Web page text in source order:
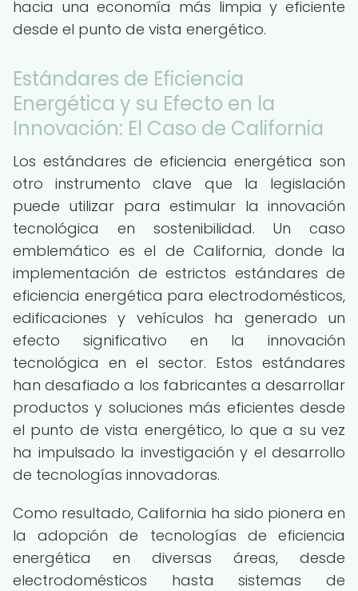
hacia una economía más limpia y eficiente
desde el punto de vista energético.
Estándares de Eficiencia
Energética y su Efecto en la
Innovación: El Caso de California
Los estándares de eficiencia energética son
otro instrumento clave que la legislación
puede utilizar para estimular la innovación
tecnológica en sostenibilidad. Un caso
emblemático es el de California, donde la
implementación de estrictos estándares de
eficiencia energética para electrodomésticos,
edificaciones y vehículos ha generado un
efecto significativo en la innovación
tecnológica en el sector. Estos estándares
han desafiado a los fabricantes a desarrollar
productos y soluciones más eficientes desde
el punto de vista energético, lo que a su vez
ha impulsado la investigación y el desarrollo
de tecnologías innovadoras.
Como resultado, California ha sido pionera en
la adopción de tecnologías de eficiencia
energética en diversas áreas, desde
electrodomésticos hasta sistemas de